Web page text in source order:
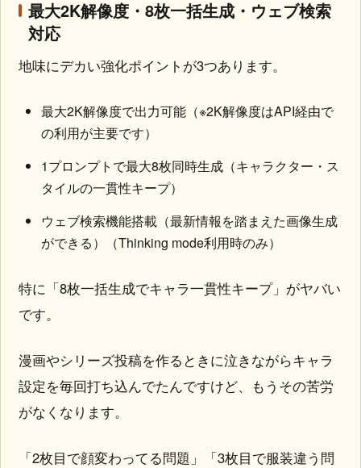
最大2K解像度・8枚一括生成・ウェブ検索
対応
地味にデカい強化ポイントが3つあります。
最大2K解像度で出力可能（※2K解像度はAPI経由で
の利用が主要です）
1プロンプトで最大8枚同時生成（キャラクター・ス
タイルの一貫性キープ）
ウェブ検索機能搭載（最新情報を踏まえた画像生成
ができる）（Thinking mode利用時のみ）
特に「8枚一括生成でキャラ一貫性キープ」がヤバい
です。
漫画やシリーズ投稿を作るときに泣きながらキャラ
設定を毎回打ち込んでたんですけど、もうその苦労
がなくなります。
「2枚目で顔変わってる問題」「3枚目で服装違う問